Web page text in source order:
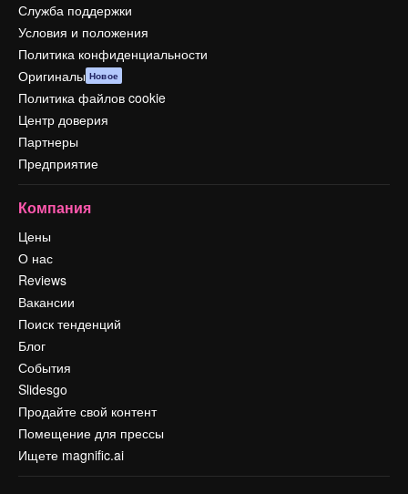
Служба поддержки
Условия и положения
Политика конфиденциальности
Оригиналы Новое
Политика файлов cookie
Центр доверия
Партнеры
Предприятие
Компания
Цены
О нас
Reviews
Вакансии
Поиск тенденций
Блог
События
Slidesgo
Продайте свой контент
Помещение для прессы
Ищете magnific.ai